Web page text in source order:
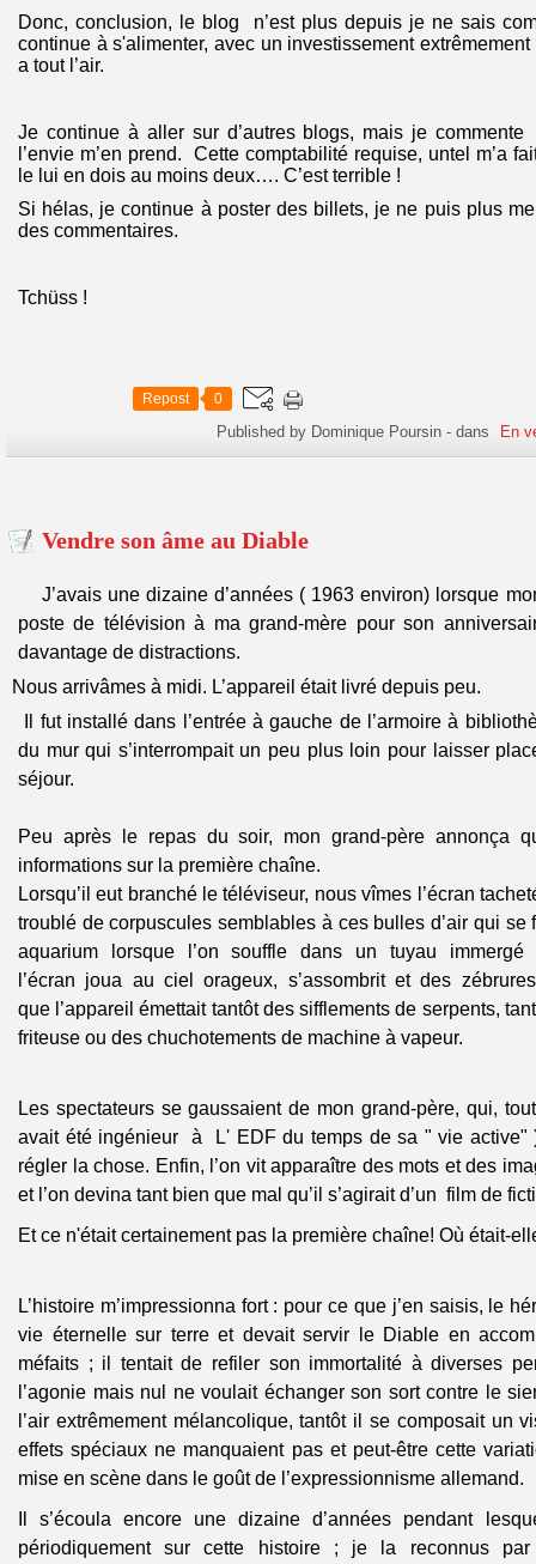
Donc, conclusion, le blog n’est plus depuis je ne sais
continue à s'alimenter, avec un investissement
a tout l’air.
Je continue à aller sur d’autres blogs, mais je
l’envie m’en prend. Cette comptabilité requise, untel m’a
le lui en dois au moins deux…. C’est terrible !
Si hélas, je continue à poster des billets, je ne puis plus
des commentaires.
Tchüss !
Repost 0
Published by Dominique Poursin -dans En
Vendre son âme au Diable
J’avais une dizaine d’années ( 1963 environ) lorsque
poste de télévision à ma grand-mère pour son
davantage de distractions.
Nous arrivâmes à midi. L’appareil était livré depuis peu.
Il fut installé dans l’entrée à gauche de l’armoire à
du mur qui s’interrompait un peu plus loin pour laisser
séjour.
Peu après le repas du soir, mon grand-père annonça
informations sur la première chaîne.
Lorsqu’il eut branché le téléviseur, nous vîmes l’écran
troublé de corpuscules semblables à ces bulles d’air qui se
aquarium lorsque l’on souffle dans un tuyau
l’écran joua au ciel orageux, s’assombrit et des
que l’appareil émettait tantôt des sifflements de serpents,
friteuse ou des chuchotements de machine à vapeur.
Les spectateurs se gaussaient de mon grand-père, qui,
avait été ingénieur à L' EDF du temps de sa " vie active"
régler la chose. Enfin, l’on vit apparaître des mots et des
et l’on devina tant bien que mal qu’il s’agirait d’un film de
Et ce n'était certainement pas la première chaîne! Où était-
L’histoire m’impressionna fort : pour ce que j’en saisis, le
vie éternelle sur terre et devait servir le Diable en
méfaits ; il tentait de refiler son immortalité à diverses
l’agonie mais nul ne voulait échanger son sort contre le
l’air extrêmement mélancolique, tantôt il se composait un
effets spéciaux ne manquaient pas et peut-être cette
mise en scène dans le goût de l’expressionnisme allemand.
Il s’écoula encore une dizaine d’années pendant
périodiquement sur cette histoire ; je la reconnus